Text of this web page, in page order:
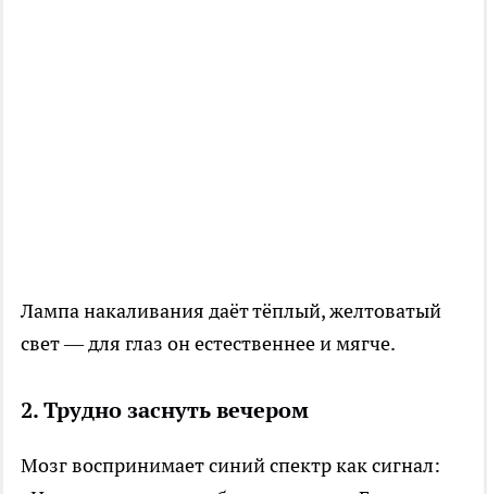
Лампа накаливания даёт тёплый, желтоватый
свет — для глаз он естественнее и мягче.
2. Трудно заснуть вечером
Мозг воспринимает синий спектр как сигнал: